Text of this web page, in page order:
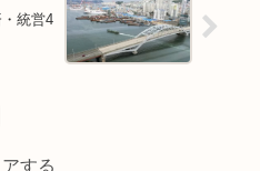
統営4
する